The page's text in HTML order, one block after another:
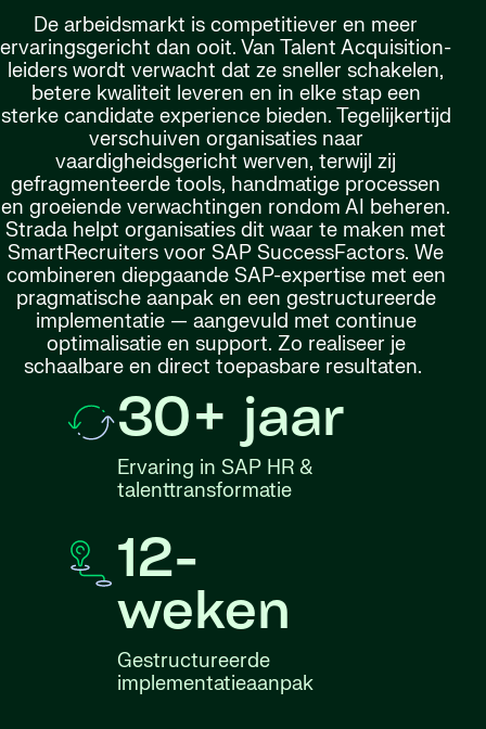
De arbeidsmarkt is competitiever en meer
ervaringsgericht dan ooit. Van Talent Acquisition-
leiders wordt verwacht dat ze sneller schakelen,
betere kwaliteit leveren en in elke stap een
sterke candidate experience bieden. Tegelijkertijd
verschuiven organisaties naar
vaardigheidsgericht werven, terwijl zij
gefragmenteerde tools, handmatige processen
en groeiende verwachtingen rondom AI beheren.
Strada helpt organisaties dit waar te maken met
SmartRecruiters voor SAP SuccessFactors. We
combineren diepgaande SAP-expertise met een
pragmatische aanpak en een gestructureerde
implementatie — aangevuld met continue
optimalisatie en support. Zo realiseer je
schaalbare en direct toepasbare resultaten.
30+ jaar
Ervaring in SAP HR &
talenttransformatie
12-
weken
Gestructureerde
implementatieaanpak